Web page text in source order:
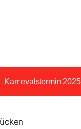
Karnevalstermin 2025